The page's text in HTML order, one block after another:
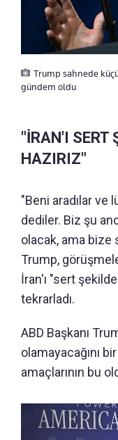
Trump sahnede
gündem oldu
"İRAN'I SERT
HAZIRIZ"
"Beni aradılar ve
dediler. Biz şu
olacak, ama bize
Trump,
İran'ı "sert
tekrarladı.
ABD Başkanı
olamayacağını
amaçlarının bu